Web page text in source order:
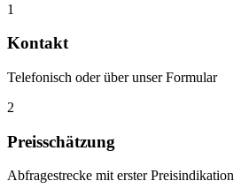
1
Kontakt
Telefonisch oder über unser Formular
2
Preisschätzung
Abfragestrecke mit erster Preisindikation